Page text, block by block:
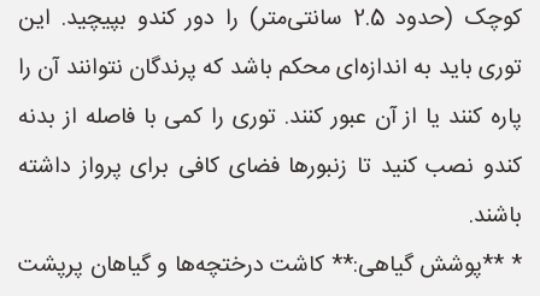
کوچک (حدود 2.5 سانتی‌متر) را دور کندو بپیچید. این
توری باید به اندازه‌ای محکم باشد که پرندگان نتوانند آن را
پاره کنند یا از آن عبور کنند. توری را کمی با فاصله از بدنه
کندو نصب کنید تا زنبورها فضای کافی برای پرواز داشته
باشند.
* **پوشش گیاهی:** کاشت درختچه‌ها و گیاهان پرپشت